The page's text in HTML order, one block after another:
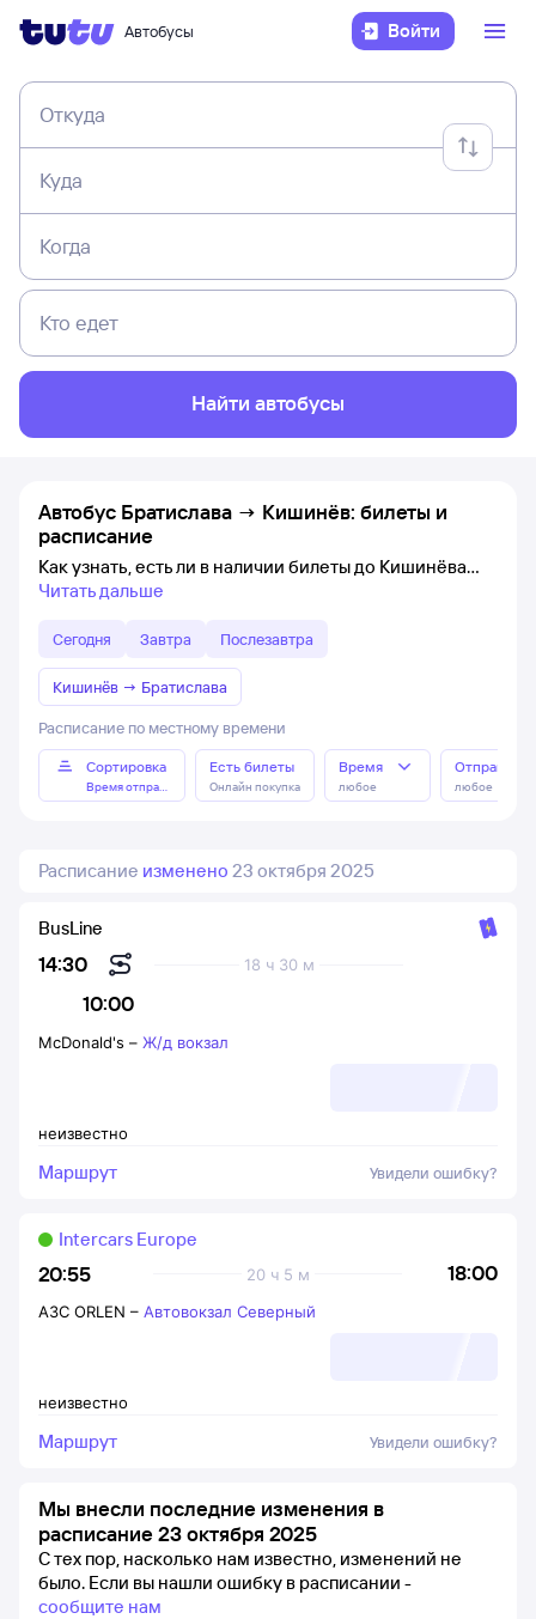
Автобусы Войти
Откуда
Куда
Когда
Кто едет
Найти автобусы
Автобус Братислава → Кишинёв: билеты и
расписание
Как узнать, есть ли в наличии билеты до Кишинёва
Читать дальше
Сегодня Завтра Послезавтра
Кишинёв → Братислава
Расписание по местному времени
Сортировка
Время отправления
Есть билеты
Онлайн покупка
Время
любое любое
Расписание изменено 23 октября 2025
14:30
10:00
18 ч 30 м
BusLine
неизвестно
McDonald's – Ж/д вокзал
Маршрут Увидели ошибку?
20:55 18:00
20 ч 5 м
Intercars Europe
неизвестно
АЗС ORLEN – Автовокзал Северный
Маршрут Увидели ошибку?
Мы внесли последние изменения в
расписание 23 октября 2025
С тех пор, насколько нам известно, изменений не
было. Если вы нашли ошибку в расписании -
сообщите нам